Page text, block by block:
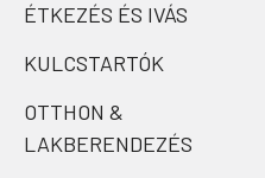
ÉTKEZÉS ÉS IVÁS
KULCSTARTÓK
OTTHON &
LAKBERENDEZÉS